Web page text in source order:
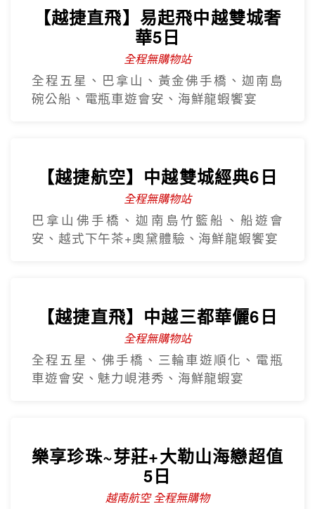
【越捷直飛】易起飛中越雙城奢
華5日
全程無購物站
全程五星、巴拿山、黃金佛手橋、迦南島
碗公船、電瓶車遊會安、海鮮龍蝦饗宴
【越捷航空】中越雙城經典6日
全程無購物站
巴拿山佛手橋、迦南島竹籃船、船遊會
安、越式下午茶+奧黛體驗、海鮮龍蝦饗宴
【越捷直飛】中越三都華儷6日
全程無購物站
全程五星、佛手橋、三輪車遊順化、電瓶
車遊會安、魅力峴港秀、海鮮龍蝦宴
樂享珍珠~芽莊+大勒山海戀超值
5日
越南航空 全程無購物